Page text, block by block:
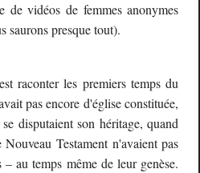
devidéos de femmes anonymes
saurons presque tout).
raconter les premiers temps du
pas encore d'église constituée,
disputaient son héritage, quand
Testament n'avaient pas
au temps même de leur genèse.